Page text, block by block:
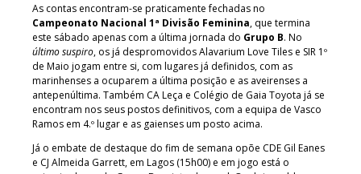
As contas encontram-se praticamente fechadas no
Campeonato Nacional 1ª Divisão Feminina, que termina
este sábado apenas com a última jornada do Grupo B. No
último suspiro, os já despromovidos Alavarium Love Tiles e SIR 1º
de Maio jogam entre si, com lugares já definidos, com as
marinhenses a ocuparem a última posição e as aveirenses a
antepenúltima. Também CA Leça e Colégio de Gaia Toyota já se
encontram nos seus postos definitivos, com a equipa de Vasco
Ramos em 4.º lugar e as gaienses um posto acima.
Já o embate de destaque do fim de semana opõe CDE Gil Eanes
e CJ Almeida Garrett, em Lagos (15h00) e em jogo está o